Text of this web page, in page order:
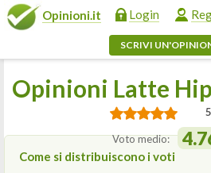
Opinioni.it Login
SCRIVI
Opinioni Latte
Voto medio:
Come si distribuiscono i voti